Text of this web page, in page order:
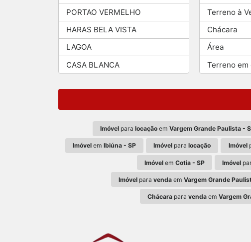
PORTAO VERMELHO
HARAS BELA VISTA
LAGOA
CASA BLANCA
Terreno à
Chácara
Área
Terreno em
Imóvel paralocação emVargem Grande Paulista -
Imóvelem Ibiúna - SP Imóvel paralocação Imóvel
Imóvelem Cotia - SP Imóvel
Imóvelpara vendaem Vargem Grande
Chácarapara vendaem Vargem